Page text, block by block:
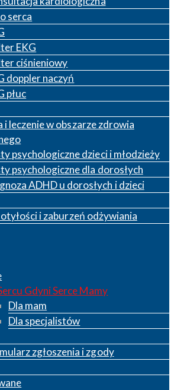
serca
EKG
ciśnieniowy
doppler naczyń
płuc
i leczenie w obszarze zdrowia
psychologiczne dzieci i młodzieży
psychologiczne dla dorosłych
ADHD u dorosłych i dzieci
otyłości i zaburzeń odżywiania
Gdyni Serce Mamy
Dla mam
Dla specjalistów
zgłoszenia i zgody